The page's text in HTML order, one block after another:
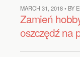
MARCH 31, 2018 • BY
Zamień
oszczędź na